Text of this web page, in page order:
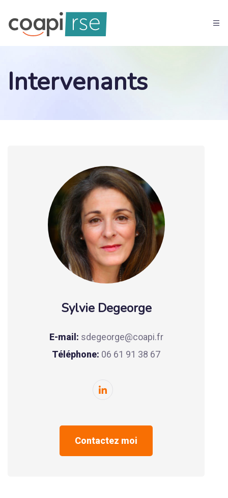
Intervenants
Sylvie Degeorge
E-mail: sdegeorge@coapi.fr
Téléphone: 06 61 91 38 67
Contactez moi